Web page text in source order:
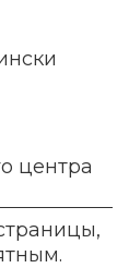
центра